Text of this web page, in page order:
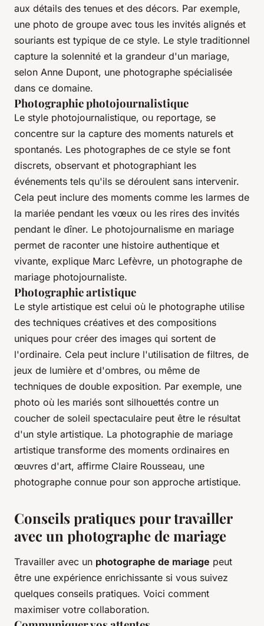
aux détails des tenues et des décors. Par exemple,
une photo de groupe avec tous les invités alignés et
souriants est typique de ce style. Le style traditionnel
capture la solennité et la grandeur d'un mariage,
selon Anne Dupont, une photographe spécialisée
dans ce domaine.
Photographie photojournalistique
Le style photojournalistique, ou reportage, se
concentre sur la capture des moments naturels et
spontanés. Les photographes de ce style se font
discrets, observant et photographiant les
événements tels qu'ils se déroulent sans intervenir.
Cela peut inclure des moments comme les larmes de
la mariée pendant les vœux ou les rires des invités
pendant le dîner. Le photojournalisme en mariage
permet de raconter une histoire authentique et
vivante, explique Marc Lefèvre, un photographe de
mariage photojournaliste.
Photographie artistique
Le style artistique est celui où le photographe utilise
des techniques créatives et des compositions
uniques pour créer des images qui sortent de
l'ordinaire. Cela peut inclure l'utilisation de filtres, de
jeux de lumière et d'ombres, ou même de
techniques de double exposition. Par exemple, une
photo où les mariés sont silhouettés contre un
coucher de soleil spectaculaire peut être le résultat
d'un style artistique. La photographie de mariage
artistique transforme des moments ordinaires en
œuvres d'art, affirme Claire Rousseau, une
photographe connue pour son approche artistique.
Conseils pratiques pour travailler
avec un photographe de mariage
Travailler avec un photographe de mariage peut
être une expérience enrichissante si vous suivez
quelques conseils pratiques. Voici comment
maximiser votre collaboration.